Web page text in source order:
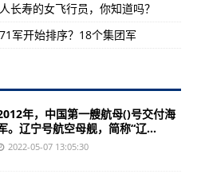
长寿的女飞行员，你知道吗？
军开始排序？18个集团军
年，中国第一艘航母()号交付海
。辽宁号航空母舰，简称“辽...
2022-05-07 13:05:30